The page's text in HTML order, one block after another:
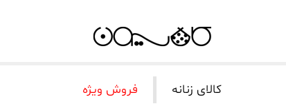
کالای زنانه فروش ویژه